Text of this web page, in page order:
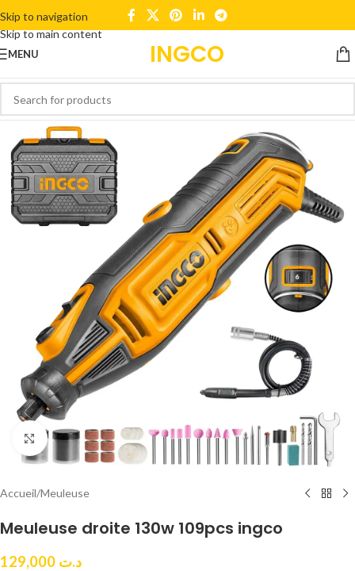
Skip to navigation
Skip to main content
MENU INGCO
Click to enlarge
Accueil/Meuleuse
Meuleuse droite 130w 109pcs ingco
د.ت